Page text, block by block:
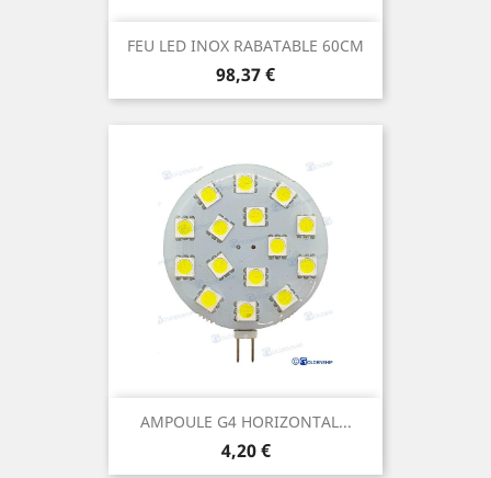
FEU LED INOX RABATABLE 60CM
Prix
98,37 €
AMPOULE G4 HORIZONTAL...
Prix
4,20 €